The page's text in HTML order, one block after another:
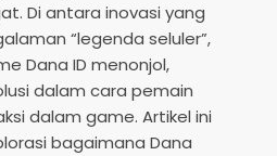
Di antara inovasi yang
“legenda seluler”,
Dana ID menonjol,
dalam cara pemain
dalam game. Artikel ini
bagaimana Dana